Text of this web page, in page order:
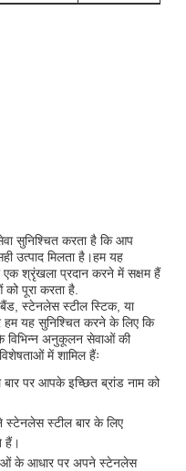
सुनिश्चित करता है कि आप
उत्पाद मिलता है।हम यह
श्रृंखला प्रदान करने में सक्षम हैं
पूरा करता है.
स्टेनलेस स्टील स्टिक, या
यह सुनिश्चित करने के लिए कि
विभिन्न अनुकूलन सेवाओं की
में शामिल हैंः
पर आपके इच्छित ब्रांड नाम को
स्टील बार के लिए
हैं।
के आधार पर अपने स्टेनलेस